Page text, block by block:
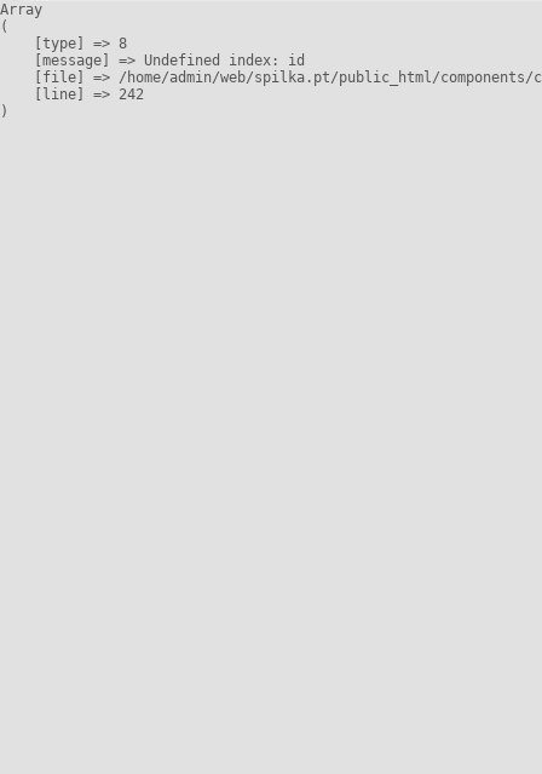
Array
(
    [type] => 8
    [message] => Undefined index: id
[file] => /home/admin/web/spilka.pt/public_html/
    [line] => 242